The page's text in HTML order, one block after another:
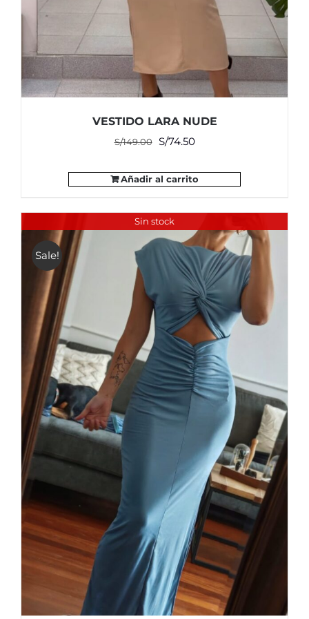
VESTIDO LARA NUDE
S/149.00 El
original
S/149.00.
S/74.50El
actual
Añadir al carrito
Sin stock
Sale!